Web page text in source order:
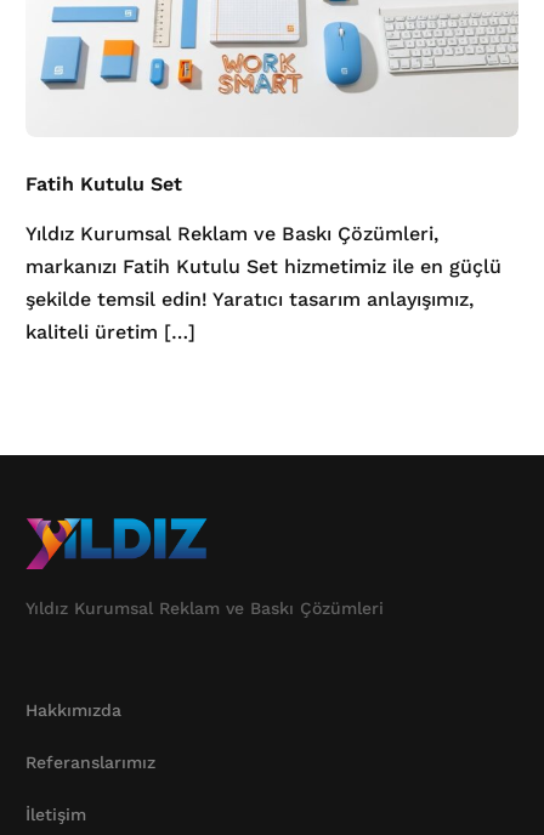
Fatih Kutulu Set
Yıldız Kurumsal Reklam ve Baskı Çözümleri,
markanızı Fatih Kutulu Set hizmetimiz ile en güçlü
şekilde temsil edin! Yaratıcı tasarım anlayışımız,
kaliteli üretim […]
Yıldız Kurumsal Reklam ve Baskı Çözümleri
Hakkımızda
Referanslarımız
İletişim